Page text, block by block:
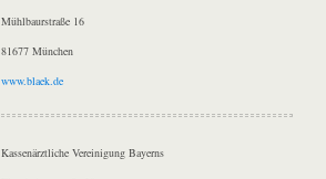
Mühlbaurstraße 16
81677 München
www.blaek.de
Kassenärztliche Vereinigung Bayerns